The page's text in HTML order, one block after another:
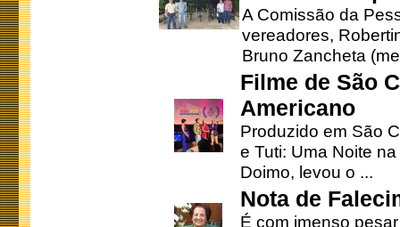
A Comissão da
vereadores,
Bruno Zancheta
Filme de São
Americano
Produzido em São
e Tuti: Uma Noite
Doimo, levou o ...
Nota de
É com imenso